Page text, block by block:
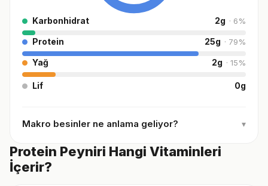
Karbonhidrat 2g · 6%
Protein 25g · 79%
Yağ 2g · 15%
Lif 0g
Makro besinler ne anlama geliyor? ▾
Protein Peyniri Hangi Vitaminleri
İçerir?